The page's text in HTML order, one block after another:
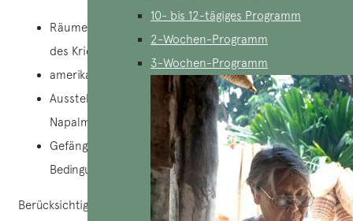
10- bis 12-tägiges Programm
2-Wochen-Programm
3-Wochen-Programm
Räume mit Fotoausstellungen über die Schrecken
des Krieges
amerikanische Artillerie und militärische Geräte
Ausstellungen über chemische Waffen (Agent Orange,
Napalm)
Gefängnisse und Folter, Nachbildungen der
Bedingungen in den Gefängnissen.
Berücksichtigen Sie, dass einige Räume des Museums